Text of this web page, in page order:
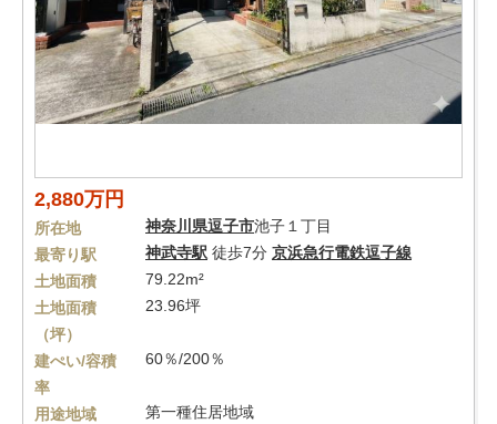
2,880万円
所在地 神奈川県逗子市池子１丁目
最寄り駅
神武寺駅 徒歩7分 京浜急行電鉄逗子線
土地面積
79.22m²
土地面積
（坪）
23.96坪
建ぺい/容積
率
60％/200％
用途地域
第一種住居地域